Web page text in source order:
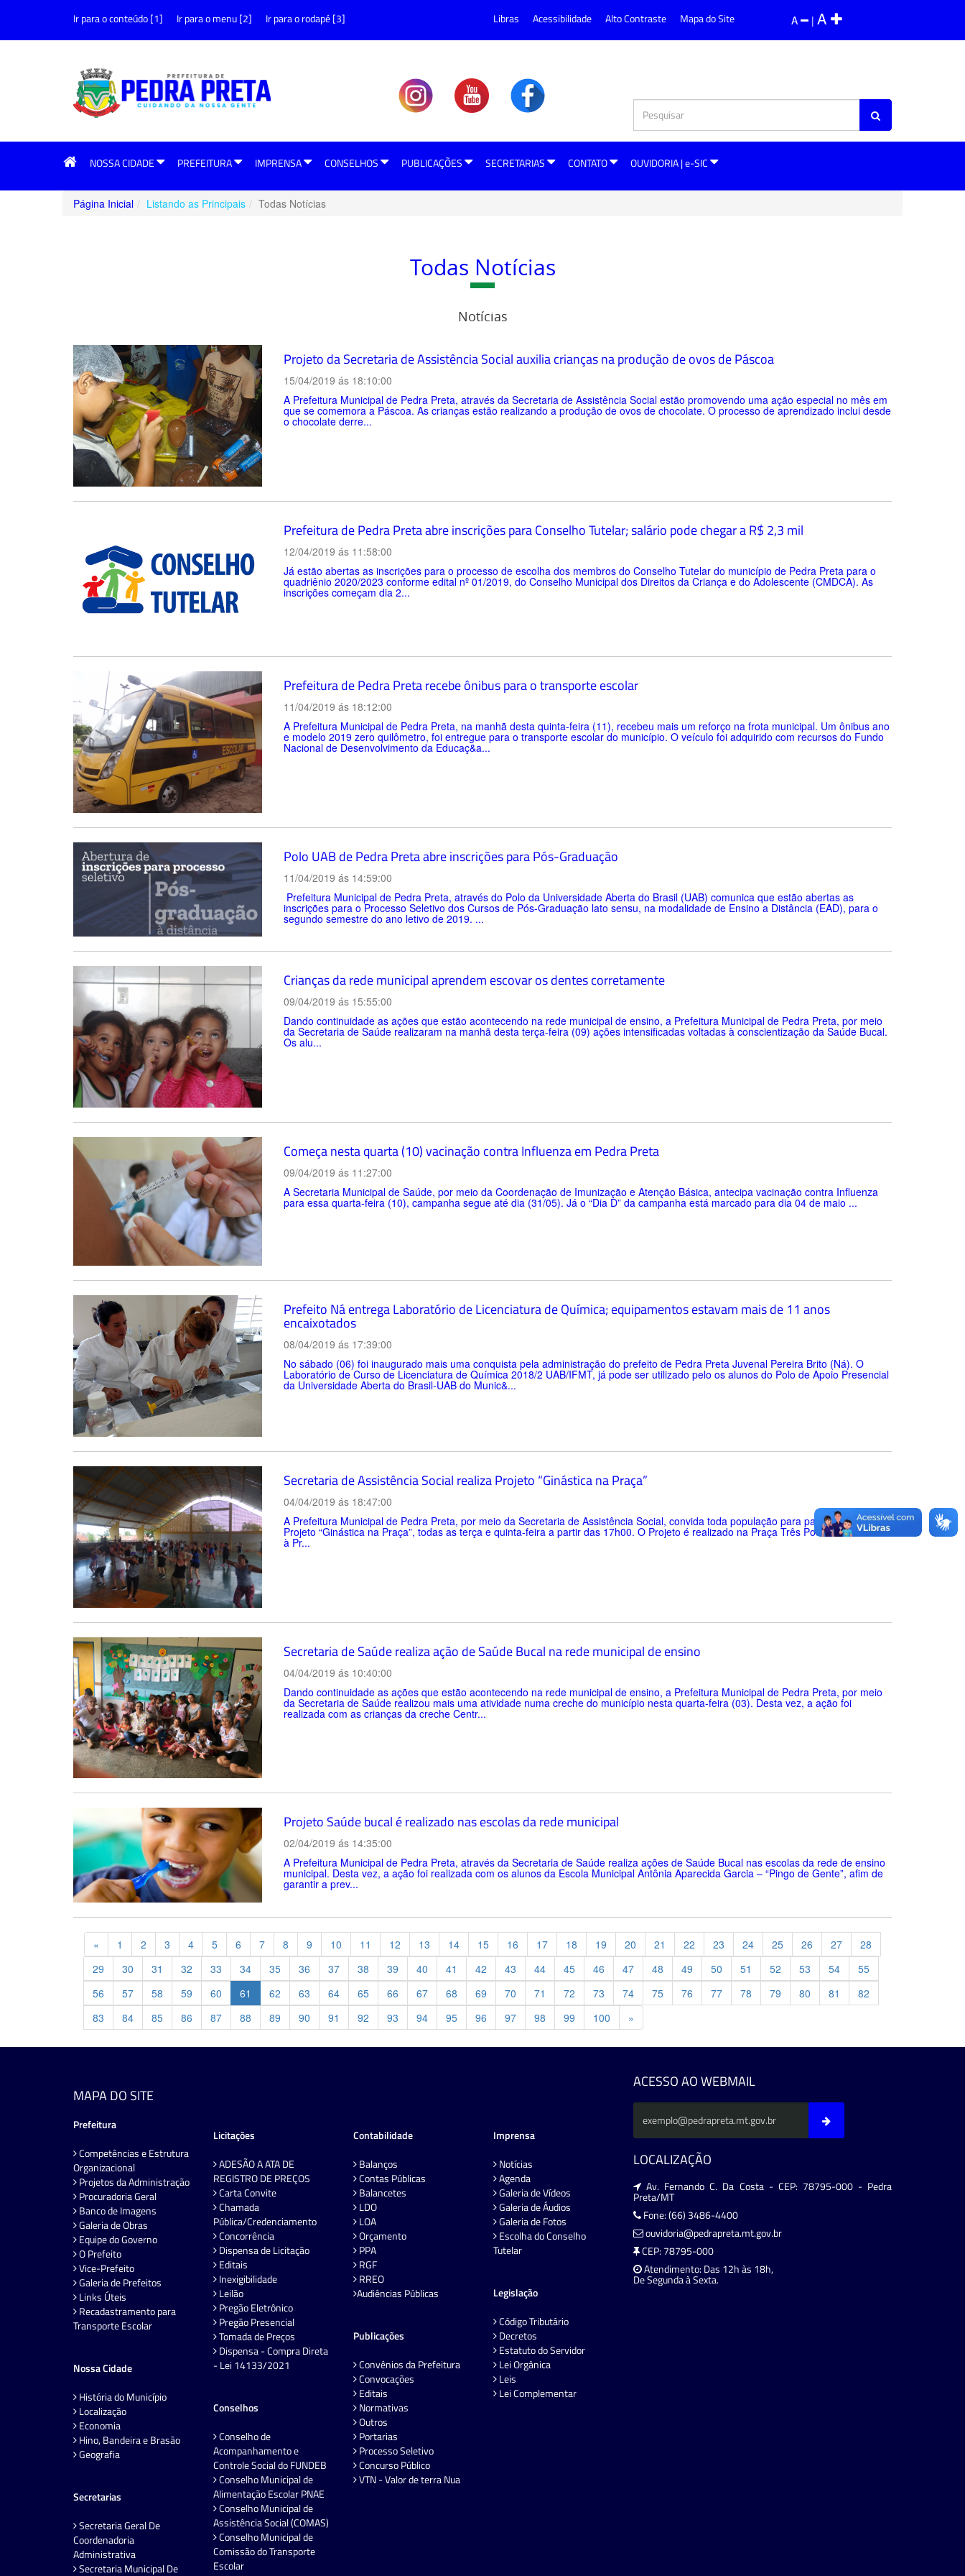
Ir para o conteúdo [1] Ir para o menu [2] Ir para o rodapé [3] A | A
Libras Acessibilidade Alto Contraste Mapa do Site
NOSSA CIDADE PREFEITURA IMPRENSA CONSELHOS PUBLICAÇÕES SECRETARIAS CONTATO OUVIDORIA | e-SIC
Página Inicial Listando as Principais Todas Notícias
Todas Notícias
Notícias
Projeto da Secretaria de Assistência Social auxilia crianças na produção de ovos de Páscoa
15/04/2019 ás 18:10:00
A Prefeitura Municipal de Pedra Preta, através da Secretaria de Assistência Social estão promovendo uma ação especial no mês em
que se comemora a Páscoa. As crianças estão realizando a produção de ovos de chocolate. O processo de aprendizado inclui desde
o chocolate derre...
Prefeitura de Pedra Preta abre inscrições para Conselho Tutelar; salário pode chegar a R$ 2,3 mil
12/04/2019 ás 11:58:00
Já estão abertas as inscrições para o processo de escolha dos membros do Conselho Tutelar do município de Pedra Preta para o
quadriênio 2020/2023 conforme edital nº 01/2019, do Conselho Municipal dos Direitos da Criança e do Adolescente (CMDCA). As
inscrições começam dia 2...
Prefeitura de Pedra Preta recebe ônibus para o transporte escolar
11/04/2019 ás 18:12:00
A Prefeitura Municipal de Pedra Preta, na manhã desta quinta-feira (11), recebeu mais um reforço na frota municipal. Um ônibus ano
e modelo 2019 zero quilômetro, foi entregue para o transporte escolar do município. O veículo foi adquirido com recursos do Fundo
Nacional de Desenvolvimento da Educaç&a...
Polo UAB de Pedra Preta abre inscrições para Pós-Graduação
11/04/2019 ás 14:59:00
Prefeitura Municipal de Pedra Preta, através do Polo da Universidade Aberta do Brasil (UAB) comunica que estão abertas as
inscrições para o Processo Seletivo dos Cursos de Pós-Graduação lato sensu, na modalidade de Ensino a Distância (EAD), para o
segundo semestre do ano letivo de 2019. ...
Crianças da rede municipal aprendem escovar os dentes corretamente
09/04/2019 ás 15:55:00
Dando continuidade as ações que estão acontecendo na rede municipal de ensino, a Prefeitura Municipal de Pedra Preta, por meio
da Secretaria de Saúde realizaram na manhã desta terça-feira (09) ações intensificadas voltadas à conscientização da Saúde Bucal.
Os alu...
Começa nesta quarta (10) vacinação contra Influenza em Pedra Preta
09/04/2019 ás 11:27:00
A Secretaria Municipal de Saúde, por meio da Coordenação de Imunização e Atenção Básica, antecipa vacinação contra Influenza
para essa quarta-feira (10), campanha segue até dia (31/05). Já o “Dia D” da campanha está marcado para dia 04 de maio ...
Prefeito Ná entrega Laboratório de Licenciatura de Química; equipamentos estavam mais de 11 anos
encaixotados
08/04/2019 ás 17:39:00
No sábado (06) foi inaugurado mais uma conquista pela administração do prefeito de Pedra Preta Juvenal Pereira Brito (Ná). O
Laboratório de Curso de Licenciatura de Química 2018/2 UAB/IFMT, já pode ser utilizado pelo os alunos do Polo de Apoio Presencial
da Universidade Aberta do Brasil-UAB do Munic&...
Secretaria de Assistência Social realiza Projeto “Ginástica na Praça”
04/04/2019 ás 18:47:00
A Prefeitura Municipal de Pedra Preta, por meio da Secretaria de Assistência Social, convida toda população para participarem do
Projeto “Ginástica na Praça”, todas as terça e quinta-feira a partir das 17h00. O Projeto é realizado na Praça Três Poderes em frente
à Pr...
Secretaria de Saúde realiza ação de Saúde Bucal na rede municipal de ensino
04/04/2019 ás 10:40:00
Dando continuidade as ações que estão acontecendo na rede municipal de ensino, a Prefeitura Municipal de Pedra Preta, por meio
da Secretaria de Saúde realizou mais uma atividade numa creche do município nesta quarta-feira (03). Desta vez, a ação foi
realizada com as crianças da creche Centr...
Projeto Saúde bucal é realizado nas escolas da rede municipal
02/04/2019 ás 14:35:00
A Prefeitura Municipal de Pedra Preta, através da Secretaria de Saúde realiza ações de Saúde Bucal nas escolas da rede de ensino
municipal. Desta vez, a ação foi realizada com os alunos da Escola Municipal Antônia Aparecida Garcia – “Pingo de Gente”, afim de
garantir a prev...
« Previous
1 2 3 4 5 6 7 8 9 10 11 12 13 14 15 16 17 18 19 20 21 22 23 24 25 26 27
28
29
30 31 32 33 34 35 36 37 38 39 40 41 42 43 44 45 46 47 48 49 50 51 52 53 54
55
56
57 58 59 60 61 62 63 64 65 66 67 68 69 70 71 72 73 74 75 76 77 78 79 80 81
82
83
84 85 86 87 88 89 90 91 92 93 94 95 96 97 98 99 100 »
MAPA DO SITE
Prefeitura
Competências e Estrutura
Organizacional
Projetos da Administração
Procuradoria Geral
Banco de Imagens
Galeria de Obras
Equipe do Governo
O Prefeito
Vice-Prefeito
Galeria de Prefeitos
Links Úteis
Recadastramento para
Transporte Escolar
Nossa Cidade
História do Município
Localização
Economia
Hino, Bandeira e Brasão
Geografia
Secretarias
Secretaria Geral De
Coordenadoria
Administrativa
Secretaria Municipal De
Licitações
ADESÃO A ATA DE
REGISTRO DE PREÇOS
Carta Convite
Chamada
Pública/Credenciamento
Concorrência
Dispensa de Licitação
Editais
Inexigibilidade
Leilão
Pregão Eletrônico
Pregão Presencial
Tomada de Preços
Dispensa - Compra Direta
- Lei 14133/2021
Conselhos
Conselho de
Acompanhamento e
Controle Social do FUNDEB
Conselho Municipal de
Alimentação Escolar PNAE
Conselho Municipal de
Assistência Social (COMAS)
Conselho Municipal de
Comissão do Transporte
Escolar
Contabilidade
Balanços
Contas Públicas
Balancetes
LDO
LOA
Orçamento
PPA
RGF
RREO
Audiências Públicas
Publicações
Convênios da Prefeitura
Convocações
Editais
Normativas
Outros
Portarias
Processo Seletivo
Concurso Público
VTN - Valor de terra Nua
Imprensa
Notícias
Agenda
Galeria de Vídeos
Galeria de Áudios
Galeria de Fotos
Escolha do Conselho
Tutelar
Legislação
Código Tributário
Decretos
Estatuto do Servidor
Lei Orgânica
Leis
Lei Complementar
ACESSO AO WEBMAIL
LOCALIZAÇÃO
Av. Fernando C. Da Costa - CEP: 78795-000 - Pedra
Preta/MT
Fone: (66) 3486-4400
ouvidoria@pedrapreta.mt.gov.br
CEP: 78795-000
Atendimento: Das 12h às 18h,
De Segunda à Sexta.